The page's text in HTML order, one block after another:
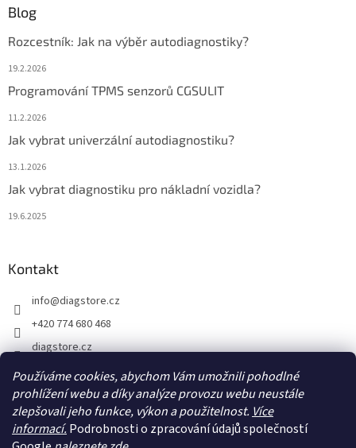
Používáme cookies, abychom Vám umožnili pohodlné
prohlížení webu a díky analýze provozu webu neustále
zlepšovali jeho funkce, výkon a použitelnost. Více
informací. Podrobnosti o zpracování údajů společností
Blog
Rozcestník: Jak na výběr autodiagnostiky?
19.2.2026
Programování TPMS senzorů CGSULIT
11.2.2026
Jak vybrat univerzální autodiagnostiku?
13.1.2026
Jak vybrat diagnostiku pro nákladní vozidla?
19.6.2025
Kontakt
info@diagstore.cz
+420 774 680 468
diagstore.cz
diagstorecz
diagstore
@diagstorecz